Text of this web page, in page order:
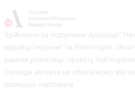
Здійснено за підтримки Асоціації
видавці України” та Foreningen
рамках реалізації проєкту Хаб
Погляди авторів не обов'язково
позицією партнерів